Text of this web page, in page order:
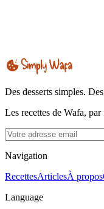
Des desserts simples.
Les recettes de Wafa, par
Navigation
RecettesArticlesÀ propos
Language